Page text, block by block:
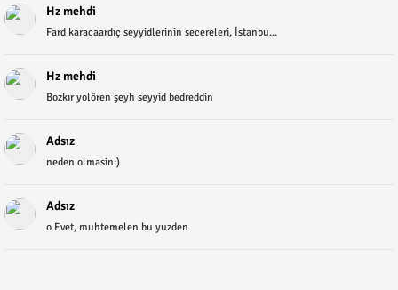
Hz mehdi
Fard karacaardıç seyyidlerinin secereleri, İstanbu...
Hz mehdi
Bozkır yolören şeyh seyyid bedreddin
Adsız
neden olmasin:)
Adsız
o Evet, muhtemelen bu yuzden